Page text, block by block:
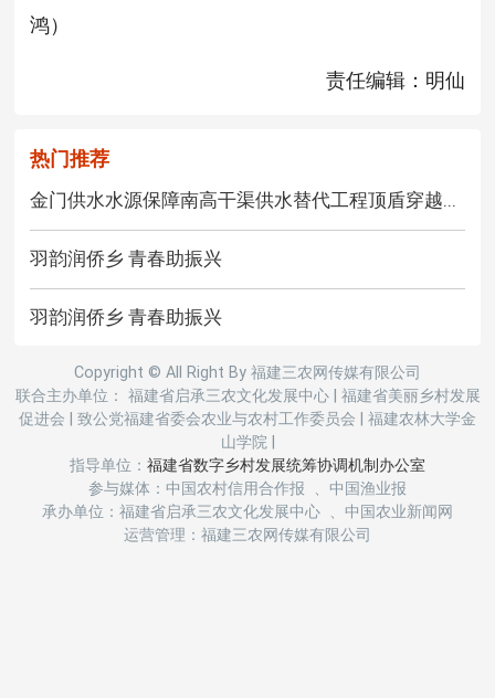
鸿）
责任编辑：明仙
热门推荐
金门供水水源保障南高干渠供水替代工程顶盾穿越...
羽韵润侨乡 青春助振兴
羽韵润侨乡 青春助振兴
Copyright © All Right By 福建三农网传媒有限公司
联合主办单位： 福建省启承三农文化发展中心
福建省美丽乡村发展
促进会
致公党福建省委会农业与农村工作委员会
福建农林大学金
山学院
指导单位： 福建省数字乡村发展统筹协调机制办公室
参与媒体：中国农村信用合作报 、中国渔业报
承办单位：福建省启承三农文化发展中心 、中国农业新闻网
运营管理：福建三农网传媒有限公司